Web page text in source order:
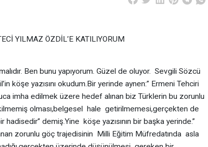
YILMAZ ÖZDİL’E KATILIYORUM
Ben bunu yapıyorum. Güzel de oluyor. Sevgili Sözcü
köşe yazısını okudum.Bir yerinde aynen:” Ermeni Tehciri
imha edilmek üzere hedef alınan biz Türklerin bu zorunlu
olması,belgesel hale getirilmemesi,gerçekten de
demiş.Yine köşe yazısının bir başka yerinde.”
zorunlu göç trajedisinin Milli Eğitim Müfredatında asla